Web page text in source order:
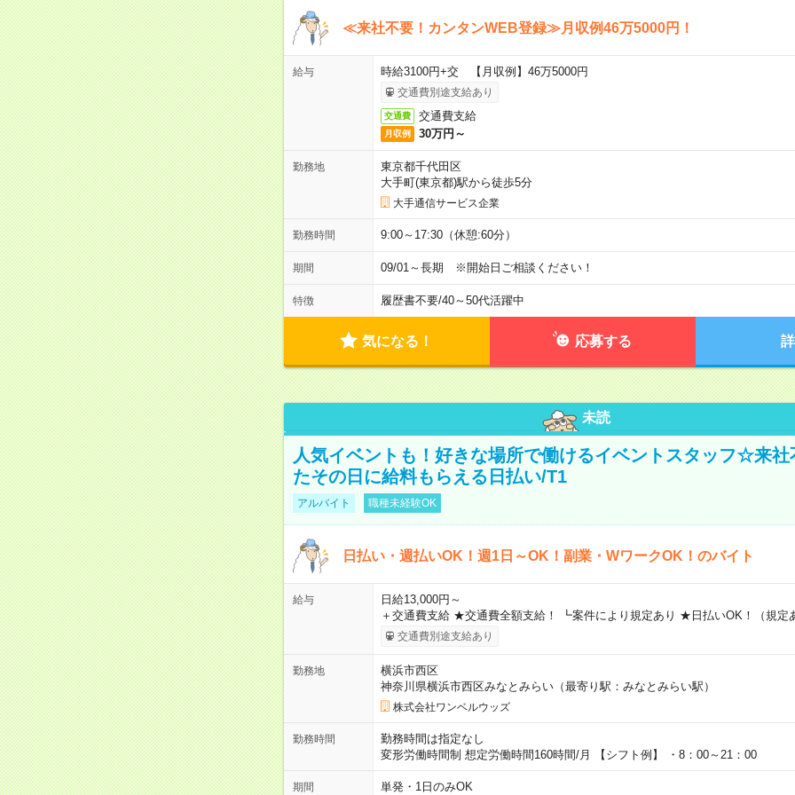
≪来社不要！カンタンWEB登録≫月収例46万5000円！
給与 時給3100円+交 【月収例】46万5000円
交通費別途支給あり
交通費 交通費支給
月収例 30万円～
勤務地
東京都千代田区
大手町(東京都)駅から徒歩5分
大手通信サービス企業
勤務時間 9:00～17:30（休憩:60分）
期間 09/01～長期 ※開始日ご相談ください！
特徴 履歴書不要/40～50代活躍中
気になる！ 応募する
未読
人気イベントも！好きな場所で働けるイベントスタッフ☆来社
たその日に給料もらえる日払い/T1
アルバイト 職種未経験OK
日払い・週払いOK！週1日～OK！副業・WワークOK！のバイト
給与
日給13,000円～
＋交通費支給 ★交通費全額支給！ ┗案件により規定あり ★日払いOK！（規
交通費別途支給あり
勤務地
横浜市西区
神奈川県横浜市西区みなとみらい（最寄り駅：みなとみらい駅）
株式会社ワンベルウッズ
勤務時間
勤務時間は指定なし
変形労働時間制 想定労働時間160時間/月 【シフト例】 ・8：00～21：00
期間 単発・1日のみOK